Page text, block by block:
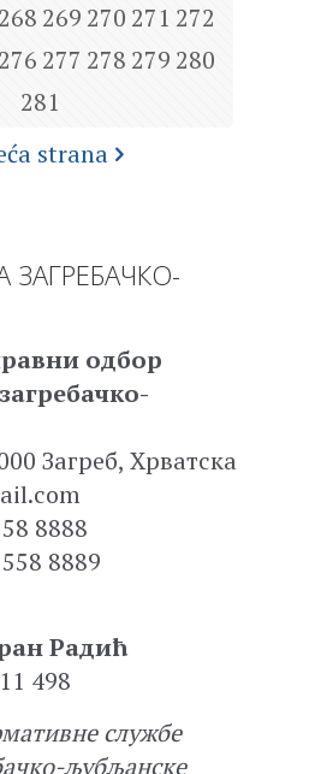
268 269 270 271 272
276 277 278 279 280
281
strana
одбор
Загреб, Хрватска
8888
8889
Радић
498
службе
љубљанске